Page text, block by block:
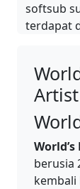
softsub
terdapat
Artist
berusia
kembali